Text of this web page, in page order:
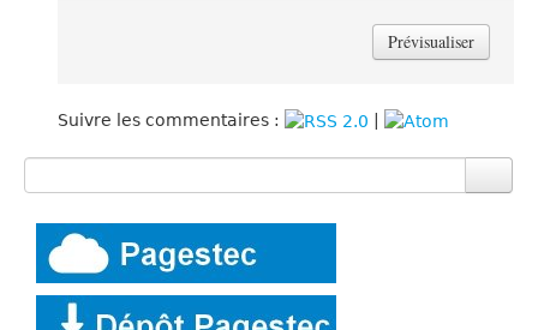
Suivre les commentaires : |